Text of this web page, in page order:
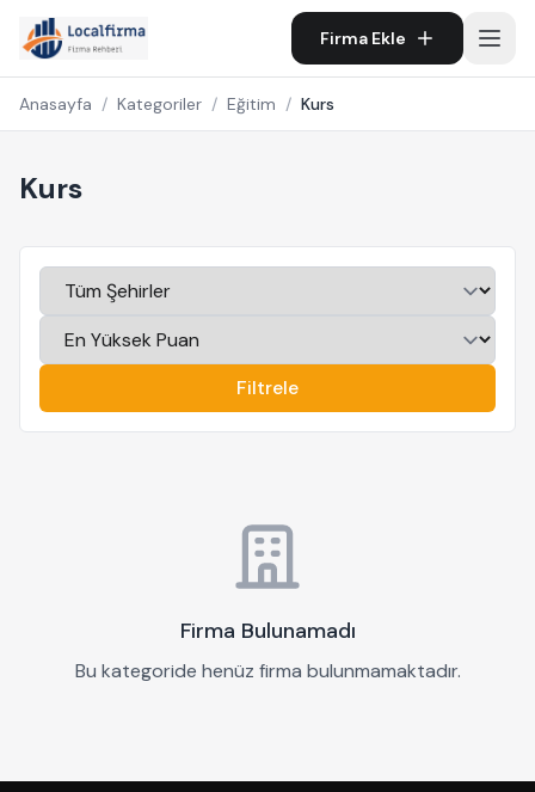
Firma Ekle
Anasayfa / Kategoriler / Eğitim / Kurs
Kurs
Filtrele
Firma Bulunamadı
Bu kategoride henüz firma bulunmamaktadır.